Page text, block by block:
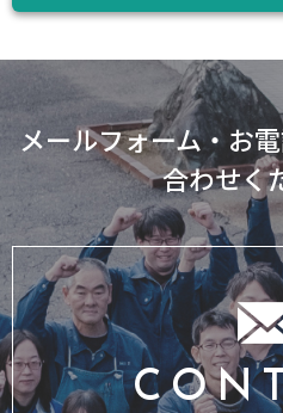
メールフォーム・お
合わせく